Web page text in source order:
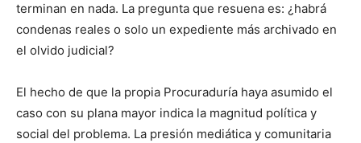
terminan en nada. La pregunta que resuena es: ¿habrá
condenas reales o solo un expediente más archivado en
el olvido judicial?
El hecho de que la propia Procuraduría haya asumido el
caso con su plana mayor indica la magnitud política y
social del problema. La presión mediática y comunitaria